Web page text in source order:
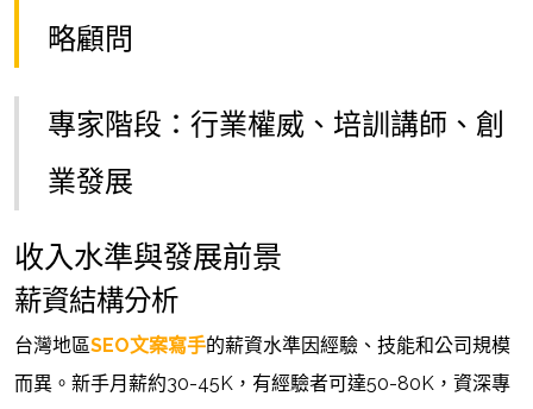
略顧問
專家階段：行業權威、培訓講師、創
業發展
收入水準與發展前景
薪資結構分析
台灣地區SEO文案寫手的薪資水準因經驗、技能和公司規模
而異。新手月薪約30-45K，有經驗者可達50-80K，資深專